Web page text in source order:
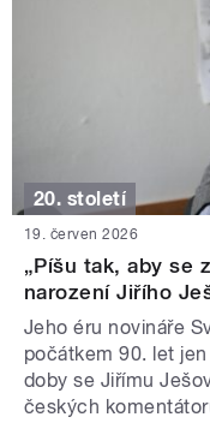
20. století
19. červen 2026
„Píšu tak, aby se
narození Jiřího
Jeho éru novináře
počátkem 90. let
doby se Jiřímu
českých